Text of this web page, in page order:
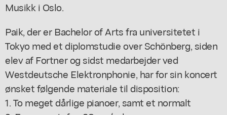
Musikk i Oslo.
Paik, der er Bachelor of Arts fra universitetet i
Tokyo med et diplomstudie over Schönberg, siden
elev af Fortner og sidst medarbejder ved
Westdeutsche Elektronphonie, har for sin koncert
ønsket følgende materiale til disposition:
1. To meget dårlige pianoer, samt et normalt